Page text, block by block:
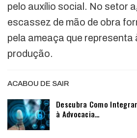
pelo auxílio social. No setor
escassez de mão de obra
pela ameaça que representa
produção.
ACABOU DE SAIR
Descubra Como
à Advocacia…